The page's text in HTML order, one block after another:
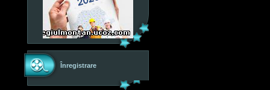
Înregistrare